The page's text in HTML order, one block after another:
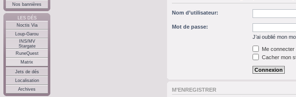
Nos bannières
LES DÉS
Noctis Via
Loup-Garou
INS/MV
Stargate
RuneQuest
Matrix
Jets de dés
Localisation
Archives
Nom d’utilisateur:
Mot de passe:
J’ai oublié mon
Me connecter
Cacher mon
M’ENREGISTRER